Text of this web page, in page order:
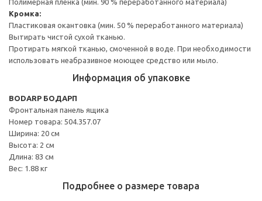
Кромка:
Пластиковая окантовка (мин. 50 % переработанного материала)
Вытирать чистой сухой тканью.
Протирать мягкой тканью, смоченной в воде. При необходимости
использовать неабразивное моющее средство или мыло.
Информация об упаковке
BODARP БОДАРП
Фронтальная панель ящика
Номер товара: 504.357.07
Ширина: 20 см
Высота: 2 см
Длина: 83 см
Вес: 1.88 кг
Подробнее о размере товара